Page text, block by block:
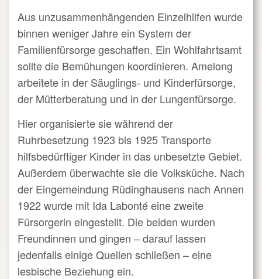
Aus unzusammenhängenden Einzelhilfen wurde
binnen weniger Jahre ein System der
Familienfürsorge geschaffen. Ein Wohlfahrtsamt
sollte die Bemühungen koordinieren. Amelong
arbeitete in der Säuglings- und Kinderfürsorge,
der Mütterberatung und in der Lungenfürsorge.
Hier organisierte sie während der
Ruhrbesetzung 1923 bis 1925 Transporte
hilfsbedürftiger Kinder in das unbesetzte Gebiet.
Außerdem überwachte sie die Volksküche. Nach
der Eingemeindung Rüdinghausens nach Annen
1922 wurde mit Ida Labonté eine zweite
Fürsorgerin eingestellt. Die beiden wurden
Freundinnen und gingen – darauf lassen
jedenfalls einige Quellen schließen – eine
lesbische Beziehung ein.